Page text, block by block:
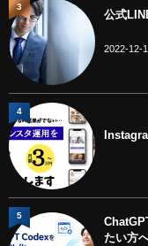
公式
2022-12-
3
4
たい方
5